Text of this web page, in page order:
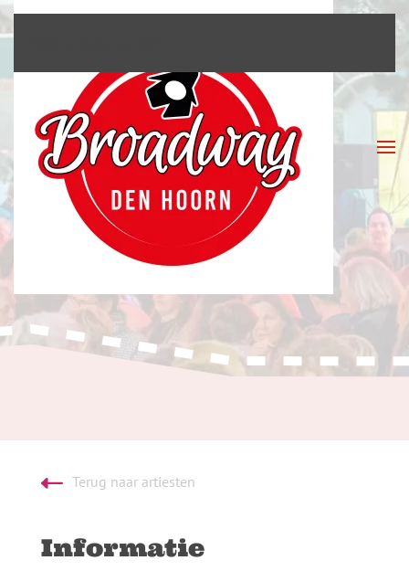
Terug naar artiesten
Informatie